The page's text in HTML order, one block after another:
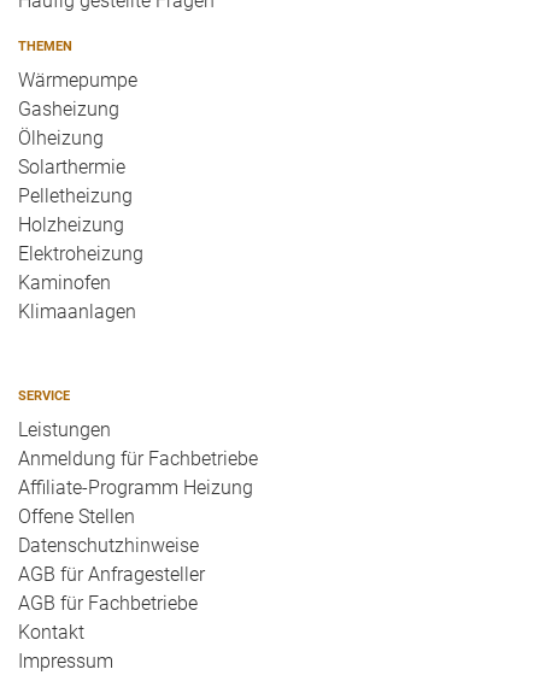
THEMEN
Wärmepumpe
Gasheizung
Ölheizung
Solarthermie
Pelletheizung
Holzheizung
Elektroheizung
Kaminofen
Klimaanlagen
SERVICE
Leistungen
Anmeldung für Fachbetriebe
Affiliate-Programm Heizung
Offene Stellen
Datenschutzhinweise
AGB für Anfragesteller
AGB für Fachbetriebe
Kontakt
Impressum